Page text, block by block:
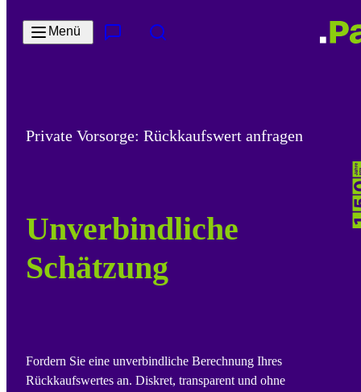
Menü
Private Vorsorge: Rückkaufswert anfragen
Unverbindliche
Schätzung
Fordern Sie eine unverbindliche Berechnung Ihres
Rückkaufswertes an. Diskret, transparent und ohne